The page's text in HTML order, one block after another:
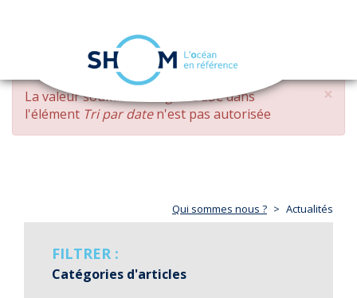
Aller
contenu
principal
navigation
×
MESSAGE
D'ERREUR
La valeur soumise changed DESCdans
l'élément Tri par daten'est pas autorisée
Qui sommes nous ? Actualités
FILTRER :
Catégories d'articles